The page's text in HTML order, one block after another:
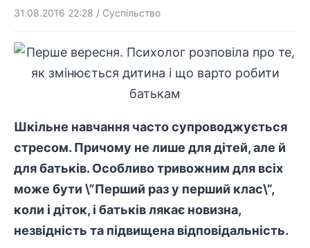
31.08.2016 22:28 / Суспільство
Шкільне навчання часто супроводжується
стресом. Причому не лише для дітей, але й
для батьків. Особливо тривожним для всіх
може бути \”Перший раз у перший клас\”,
коли і діток, і батьків лякає новизна,
незвідність та підвищена відповідальність.